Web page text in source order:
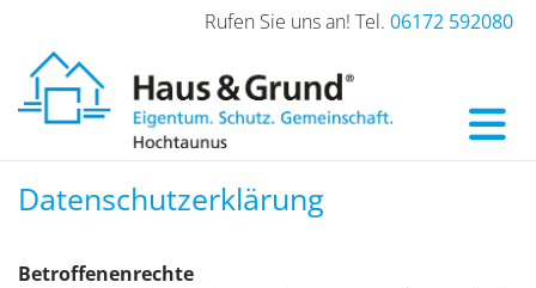
Rufen Sie uns an! Tel. 06172 592080
Datenschutzerklärung
Betroffenenrechte